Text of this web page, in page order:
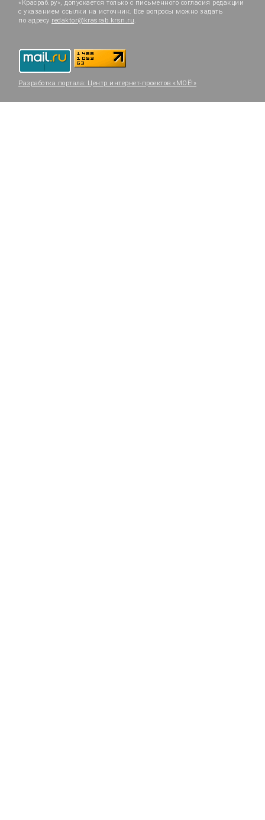
«Красраб.ру», допускается только с письменного согласия редакции
с указанием ссылки на источник. Все вопросы можно задать
по адресу redaktor@krasrab.krsn.ru.
Разработка портала: Центр интернет-проектов «МОЁ!»